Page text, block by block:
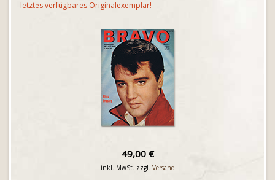
letztes verfügbares Originalexemplar!
49,00 €
inkl. MwSt. zzgl. Versand